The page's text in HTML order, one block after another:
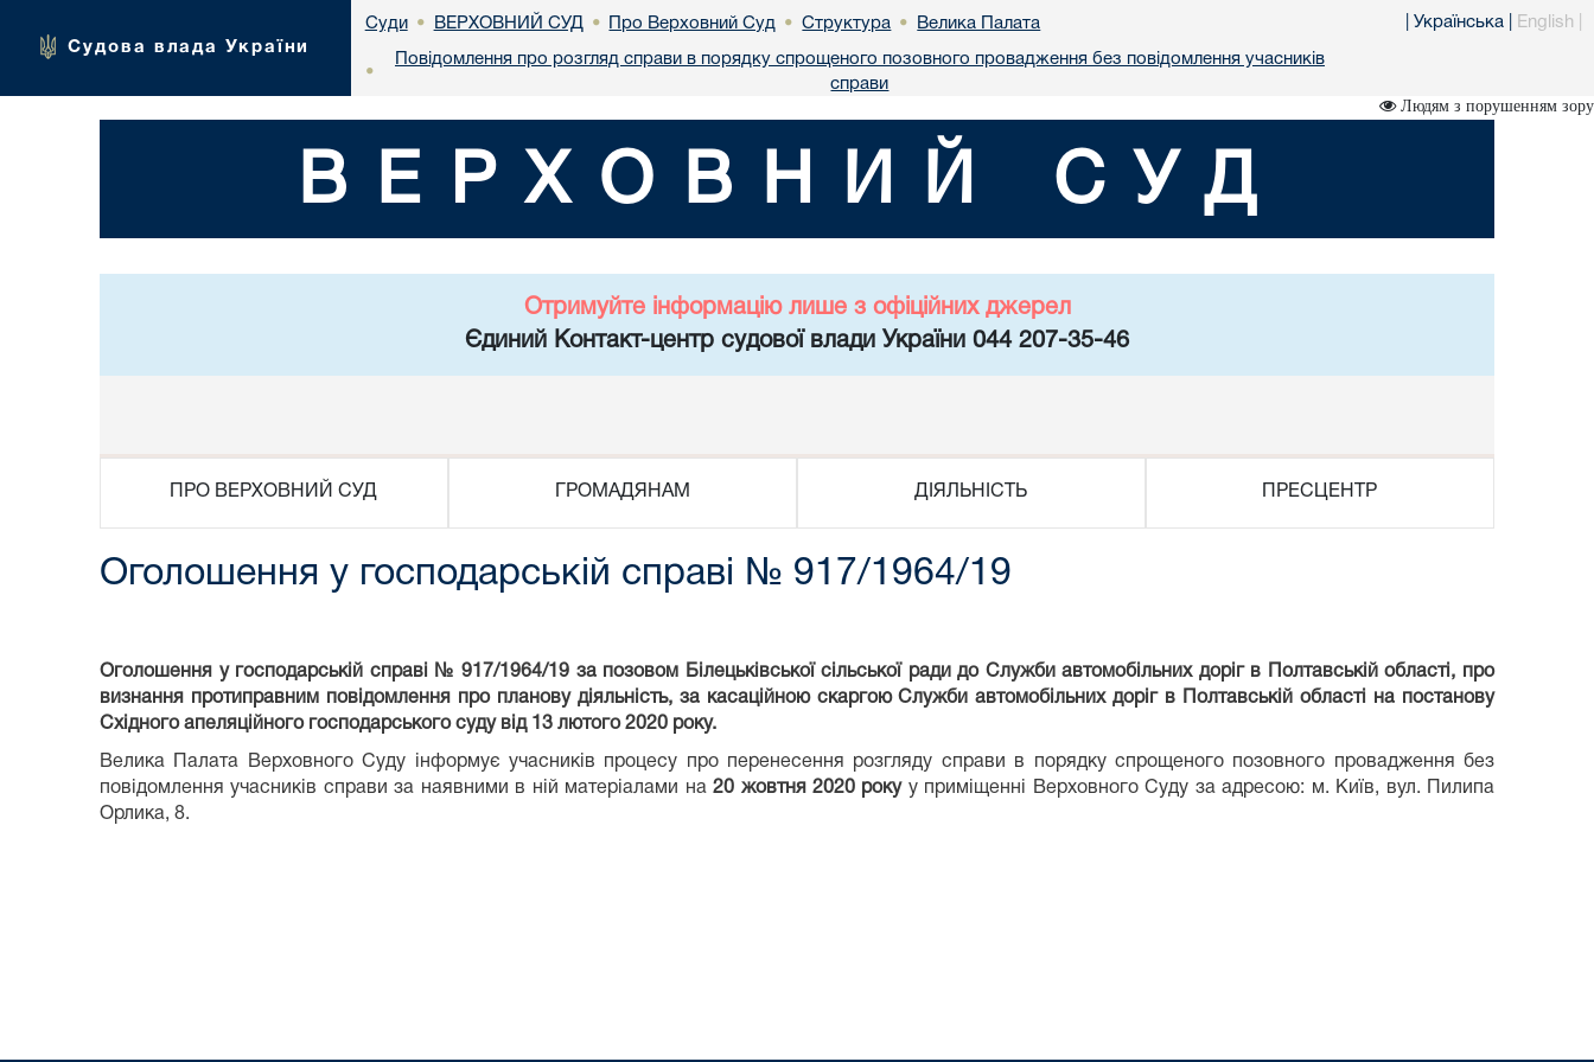
Судова влада України
Суди • ВЕРХОВНИЙ СУД • Про Верховний Суд • Структура • Велика Палата
•
Повідомлення про розгляд справи в порядку спрощеного позовного провадження без повідомлення учасників
справи
Українська English
Людям з порушенням зору
ВЕРХОВНИЙ СУД
Отримуйте інформацію лише з офіційних джерел
Єдиний Контакт-центр судової влади України 044 207-35-46
ПРО ВЕРХОВНИЙ СУД ГРОМАДЯНАМ ДІЯЛЬНІСТЬ ПРЕСЦЕНТР
Оголошення у господарській справі № 917/1964/19
Оголошення у господарській справі № 917/1964/19 за позовом Білецьківської сільської ради до Служби автомобільних доріг в Полтавській області, про
визнання протиправним повідомлення про планову діяльність, за касаційною скаргою Служби автомобільних доріг в Полтавській області на постанову
Східного апеляційного господарського суду від 13 лютого 2020 року.
Велика Палата Верховного Суду інформує учасників процесу про перенесення розгляду справи в порядку спрощеного позовного провадження без
повідомлення учасників справи за наявними в ній матеріалами на20 жовтня 2020 рокуу приміщенні Верховного Суду за адресою: м. Київ, вул. Пилипа
Орлика, 8.